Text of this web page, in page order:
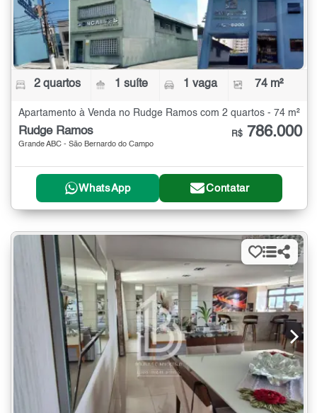
2 quartos 1 suíte 1 vaga 74 m²
Apartamento à Venda no Rudge Ramos com 2 quartos - 74 m²
Rudge Ramos
Grande ABC - São Bernardo do Campo
R$ 786.000
WhatsApp Contatar